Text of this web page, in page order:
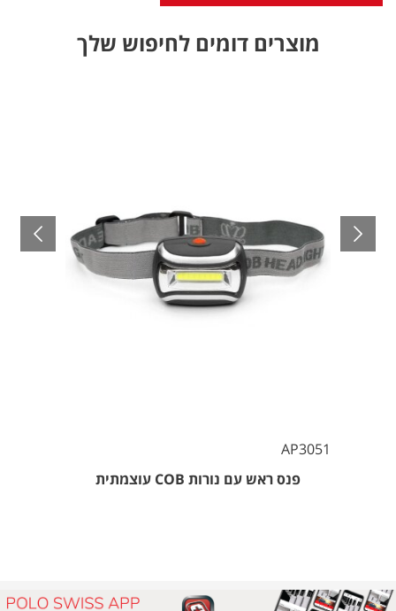
מוצרים דומים לחיפוש שלך
AP3051
פנס ראש עם נורות COB עוצמתית